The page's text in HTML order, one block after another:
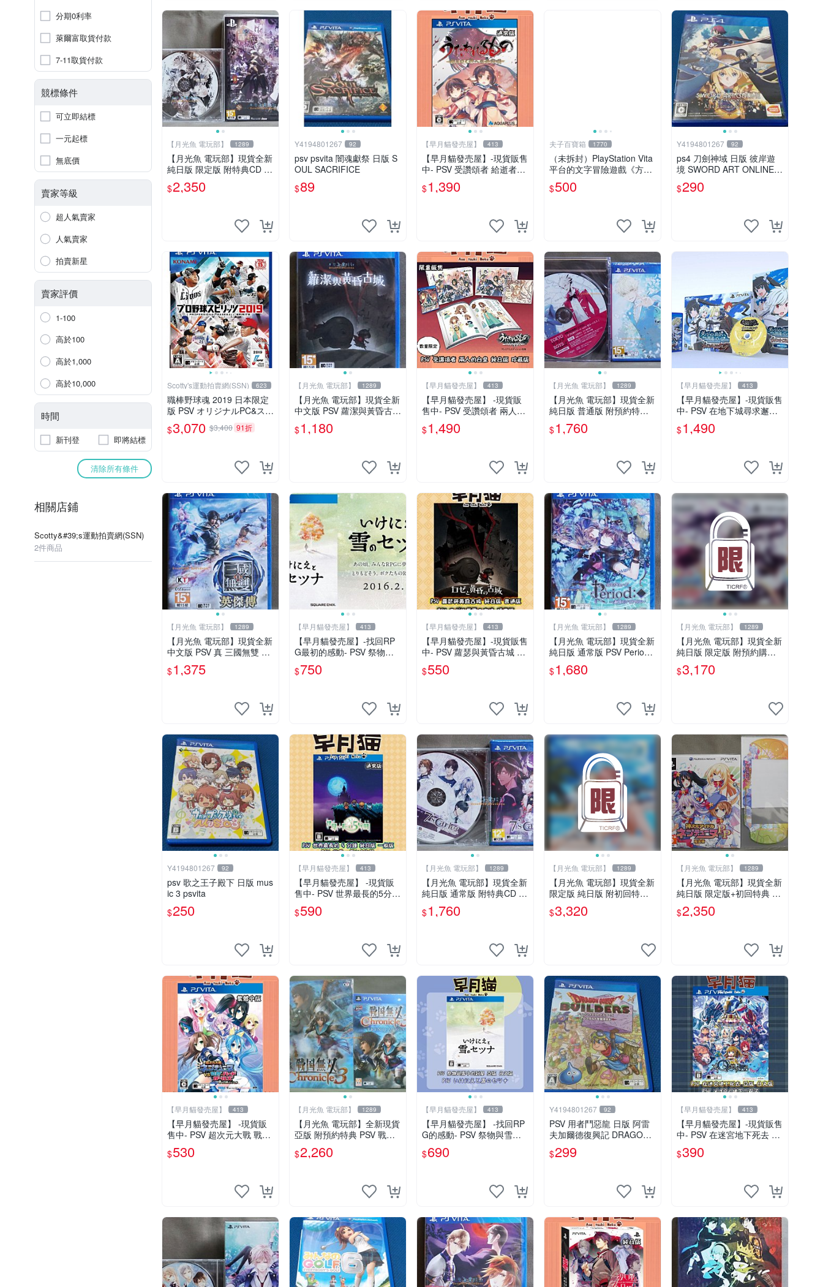
分期0利率
萊爾富取貨付款
7-11取貨付款
競標條件
可立即結標
一元起標
無底價
賣家等級
超人氣賣家
人氣賣家
拍賣新星
賣家評價
1-100
高於100
高於1,000
高於10,000
時間
新刊登 即將結標
清除所有條件
相關店鋪
Scotty&#39;s運動拍賣網(SSN)
2件商品
【月光魚 電玩部】 1289
【月光魚 電玩部】現貨全新
純日版 限定版 附特典CD P
SV 灰鷹之 Psychedelica 限
定版 純日版
$2,350
Y4194801267 92
psv psvita 闇魂獻祭 日版 S
OUL SACRIFICE
$89
【早月貓發売屋】 413
【早月貓發売屋】-現貨販售
中- PSV 受讚頌者 給逝者的
搖籃曲 純日版 日文版 ※系統
全面大幅強化※
$1,390
夫子百寶箱 1770
（未拆封）PlayStation Vita
平台的文字冒險遊戲《方根
書簡》
$500
Y4194801267 92
ps4 刀劍神域 日版 彼岸遊
境 SWORD ART ONLINE P
SVITA
$290
Scotty's運動拍賣網(SSN) 623
職棒野球魂 2019 日本限定
版 PSV オリジナルPC&スマ
ホ壁紙 配信 補貨中
$3,070 $3,400 91折
【月光魚 電玩部】 1289
【月光魚 電玩部】現貨全新
中文版 PSV 蘿潔與黃昏古城
亞版中文一般版 亞洲中文版
$1,180
【早月貓發売屋】 413
【早月貓發売屋】 -現貨販
售中- PSV 受讚頌者 兩人的
白皇 純日版 珍藏版 限定版
※系列最終回※ 二人的白皇
$1,490
【月光魚 電玩部】 1289
【月光魚 電玩部】現貨全新
純日版 普通版 附預約特典
PSV 東京山手 BOYS for V
MAIN DISC
$1,760
【早月貓發売屋】 413
【早月貓發売屋】-現貨販售
中- PSV 在地下城尋求邂逅
是否搞錯了什麼 無限戰鬥
純日版 限定版 PS Vita
$1,490
【月光魚 電玩部】 1289
【月光魚 電玩部】現貨全新
中文版 PSV 真 三國無雙 英
傑傳 一般版 亞版中文版
$1,375
【早月貓發売屋】 413
【早月貓發売屋】-找回RP
G最初的感動- PSV 祭物與
雪中的剎那 純日版 日文版 ※
現貨販售中※
$750
【早月貓發売屋】 413
【早月貓發売屋】-現貨販售
中- PSV 蘿瑟與黃昏古城 純
日版 日文版 ※蘿潔與黃昏古
城※ 日本一
$550
【月光魚 電玩部】 1289
【月光魚 電玩部】現貨全新
純日版 通常版 PSV Period
～鳥籠之阿瑪迪斯～ 普通版
純日版
$1,680
【月光魚 電玩部】 1289
【月光魚 電玩部】現貨全新
純日版 限定版 附預約購入
特典 PSV 萌萌 2 次大戰
（略）3 限定版 純日版
$3,170
Y4194801267 92
psv 歌之王子殿下 日版 mus
ic 3 psvita
$250
【早月貓發売屋】 413
【早月貓發売屋】 -現貨販
售中- PSV 世界最長的5分鐘
$590
【月光魚 電玩部】 1289
【月光魚 電玩部】現貨全新
純日版 通常版 附特典CD P
SV 7'scarlet 普通版 純日版
$1,760
【月光魚 電玩部】 1289
【月光魚 電玩部】現貨全新
限定版 純日版 附初回特典
PSV 生死格鬥：沙灘排球 3
維納斯 典藏版 日版日文
$3,320
【月光魚 電玩部】 1289
【月光魚 電玩部】現貨全新
純日版 限定版+初回特典 PS
V 神次元偶像 戰機少女 PP
純日版
$2,350
【早月貓發売屋】 413
【早月貓發売屋】 -現貨販
售中- PSV 超次元大戰 戰機
少女 VS SEGA 主機娘 亞版
中文版 ※戰機少女系列作※
$530
【月光魚 電玩部】 1289
【月光魚 電玩部】全新現貨
亞版 附預約特典 PSV 戰國
無雙 編年史 3 珍藏盒版 限
定版 亞版日文版
$2,260
【早月貓發売屋】 413
【早月貓發売屋】 -找回RP
G的感動- PSV 祭物與雪中
的剎那 亞版 日文版 ※現貨販
售中※ SQUARE ENIX
$690
Y4194801267 92
PSV 用者鬥惡龍 日版 阿雷
夫加爾德復興記 DRAGON
QUES
$299
【早月貓發売屋】 413
【早月貓發売屋】-現貨販售
中- PSV 在迷宮地下死去 亞
版 日文版 ※迷Q地下去死團
※
$390